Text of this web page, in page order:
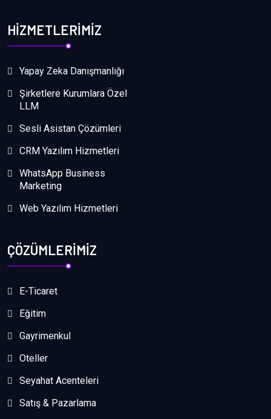
HİZMETLERİMİZ
Yapay Zeka Danışmanlığı
Şirketlere Kurumlara Özel
LLM
Sesli Asistan Çözümleri
CRM Yazılım Hizmetleri
WhatsApp Business
Marketing
Web Yazılım Hizmetleri
ÇÖZÜMLERİMİZ
E-Ticaret
Eğitim
Gayrimenkul
Oteller
Seyahat Acenteleri
Satış & Pazarlama